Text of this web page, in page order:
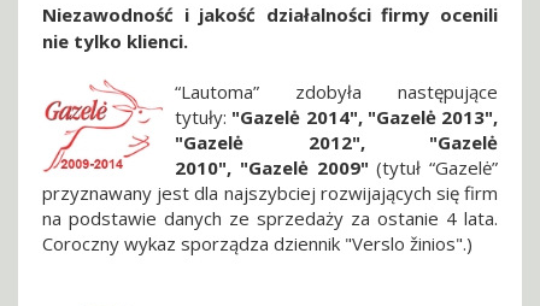
Niezawodność i jakość działalności firmy ocenili
nie tylko klienci.
“Lautoma” zdobyła następujące
tytuły: "Gazelė 2014", "Gazelė 2013",
"Gazelė 2012", "Gazelė
2010", "Gazelė 2009" (tytuł “Gazelė”
przyznawany jest dla najszybciej rozwijających się firm
na podstawie danych ze sprzedaży za ostanie 4 lata.
Coroczny wykaz sporządza dziennik "Verslo žinios".)